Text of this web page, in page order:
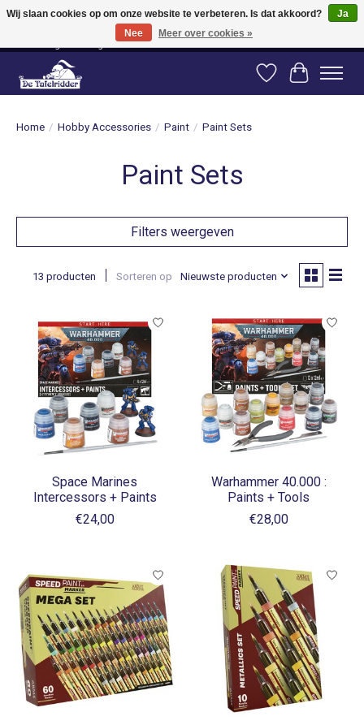
Vanaf 80 euro gratis verzending binnen Nederland! Vanaf 100 euro gratis
verzending naar België en Duitsland!
Verlanglijst
Home / Hobby Accessories / Paint / Paint Sets
Paint Sets
Filters weergeven
13 producten Sorteren op Nieuwste producten
Space Marines
Intercessors + Paints
€24,00
Warhammer 40.000 :
Paints + Tools
€28,00
Wij slaan cookies op om onze website te verbeteren. Is dat akkoord?
Ja
Nee
Meer over cookies »